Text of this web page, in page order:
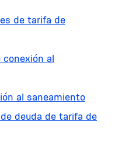
de tarifa de
al
al saneamiento
deuda de tarifa de